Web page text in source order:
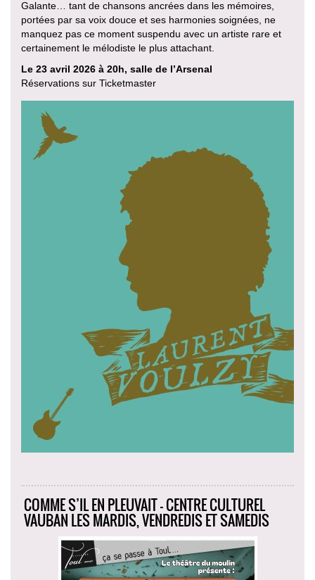
Galante… tant de chansons ancrées dans les mémoires,
portées par sa voix douce et ses harmonies soignées, ne
manquez pas ce moment suspendu avec un artiste rare et
certainement le mélodiste le plus attachant.
Le 23 avril 2026 à 20h, salle de l’Arsenal
Réservations sur Ticketmaster
COMME S’IL EN PLEUVAIT - CENTRE CULTUREL
VAUBAN LES MARDIS, VENDREDIS ET SAMEDIS